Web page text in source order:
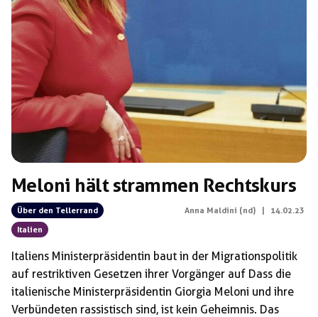
Meloni hält strammen Rechtskurs
Über den Tellerrand
Italien
Anna Maldini (nd) | 14.02.23
Italiens Ministerpräsidentin baut in der Migrationspolitik
auf restriktiven Gesetzen ihrer Vorgänger auf Dass die
italienische Ministerpräsidentin Giorgia Meloni und ihre
Verbündeten rassistisch sind, ist kein Geheimnis. Das